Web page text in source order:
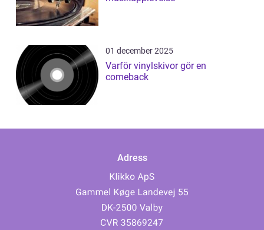
01 december 2025
Varför vinylskivor gör en
comeback
Adress